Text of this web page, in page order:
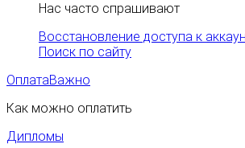
Нас часто спрашивают
Восстановление доступа к
Поиск по сайту
ОплатаВажно
Как можно оплатить
Дипломы